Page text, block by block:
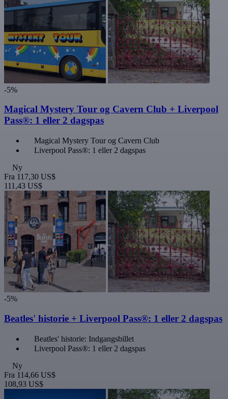
-5%
Magical Mystery Tour og Cavern Club + Liverpool
Pass®: 1 eller 2 dagspas
Magical Mystery Tour og Cavern Club
Liverpool Pass®: 1 eller 2 dagspas
Ny
Fra 117,30 US$
111,43 US$
-5%
Beatles' historie + Liverpool Pass®: 1 eller 2 dagspas
Beatles' historie: Indgangsbillet
Liverpool Pass®: 1 eller 2 dagspas
Ny
Fra 114,66 US$
108,93 US$